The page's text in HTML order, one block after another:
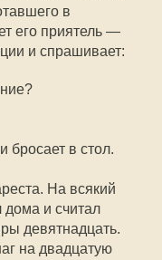
в
его приятель —
и спрашивает:
бросает в стол.
На всякий
дома и считал
девятнадцать.
на двадцатую